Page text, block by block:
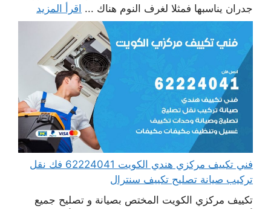
جدران يناسبها فمثلا لغرف النوم هناك ... اقرأ المزيد
فني تكييف مركزي هندي الكويت 62224041 فك نقل
تركيب صيانة تصليح تكييف سنترال
تكييف مركزي الكويت المختص بصيانة و تصليح جميع